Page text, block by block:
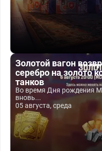
Золотой вагон
серебро на золото
танков
Во время Дня рождения
вновь...
05 августа, среда